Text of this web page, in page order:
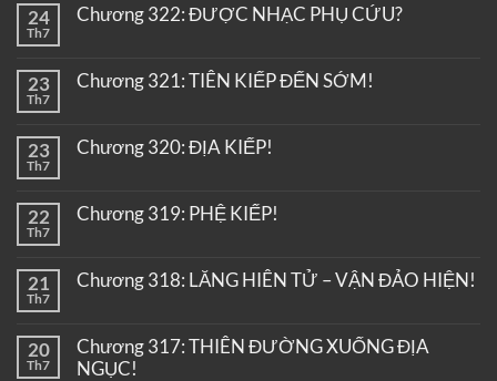
24
Th7
Chương 322: ĐƯỢC NHẠC PHỤ CỨU?
23
Th7
Chương 321: TIÊN KIẾP ĐẾN SỚM!
23
Th7
Chương 320: ĐỊA KIẾP!
22
Th7
Chương 319: PHỆ KIẾP!
21
Th7
Chương 318: LĂNG HIÊN TỬ – VẬN ĐẢO HIỆN!
20
Th7
Chương 317: THIÊN ĐƯỜNG XUỐNG ĐỊA
NGỤC!